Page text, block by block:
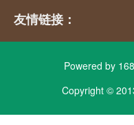
友情链接：
Powered by
Copyright ©